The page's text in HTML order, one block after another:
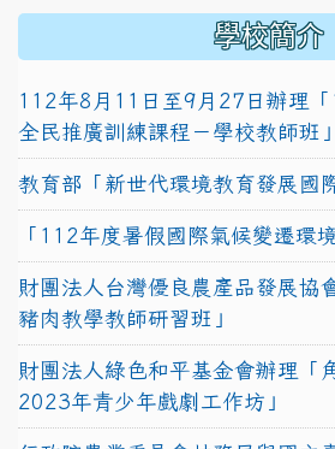
學校簡介
112年8月11日至9月27日辦理
全民推廣訓練課程－學校教師班
教育部「新世代環境教育發展國
「112年度暑假國際氣候變遷環
財團法人台灣優良農產品發展協
豬肉教學教師研習班」
財團法人綠色和平基金會辦理「
2023年青少年戲劇工作坊」